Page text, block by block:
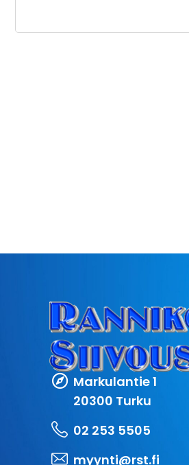
Markulantie 1
20300 Turku
02 253 5505
myynti@rst.fi